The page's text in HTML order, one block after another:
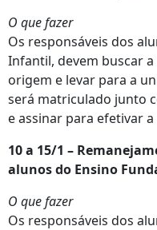
O que fazer
Os responsáveis dos
Infantil, devem buscar
origem e levar para a
será matriculado junto
e assinar para efetivar
10 a 15/1 –
alunos do Ensino
O que fazer
Os responsáveis dos